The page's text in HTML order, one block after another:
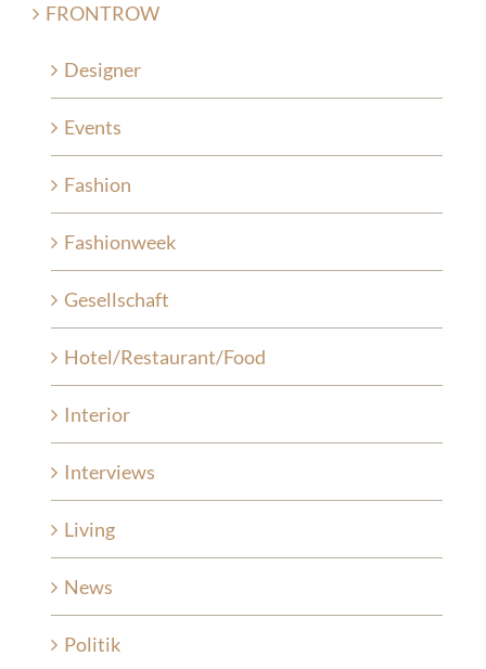
FRONTROW
Designer
Events
Fashion
Fashionweek
Gesellschaft
Hotel/Restaurant/Food
Interior
Interviews
Living
News
Politik